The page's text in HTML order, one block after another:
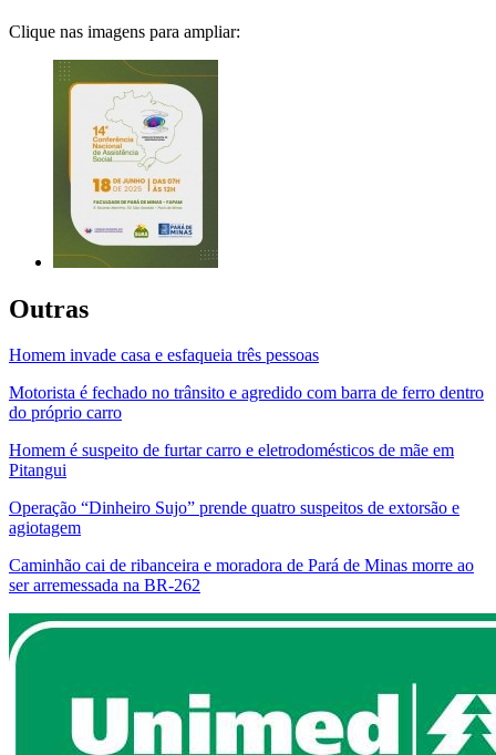
Clique nas imagens para ampliar:
Outras
Homem invade casa e esfaqueia três pessoas
Motorista é fechado no trânsito e agredido com barra de ferro dentro
do próprio carro
Homem é suspeito de furtar carro e eletrodomésticos de mãe em
Pitangui
Operação “Dinheiro Sujo” prende quatro suspeitos de extorsão e
agiotagem
Caminhão cai de ribanceira e moradora de Pará de Minas morre ao
ser arremessada na BR-262